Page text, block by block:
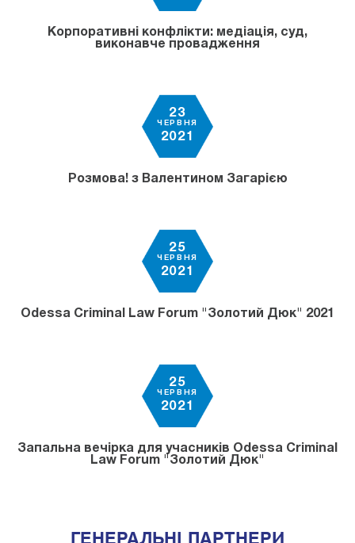
Корпоративні конфлікти: медіація, суд,
виконавче провадження
23
ЧЕРВНЯ
2021
Розмова! з Валентином Загарією
25
ЧЕРВНЯ
2021
Odessa Criminal Law Forum "Золотий Дюк" 2021
25
ЧЕРВНЯ
2021
Запальна вечірка для учасників Odessa Criminal
Law Forum "Золотий Дюк"